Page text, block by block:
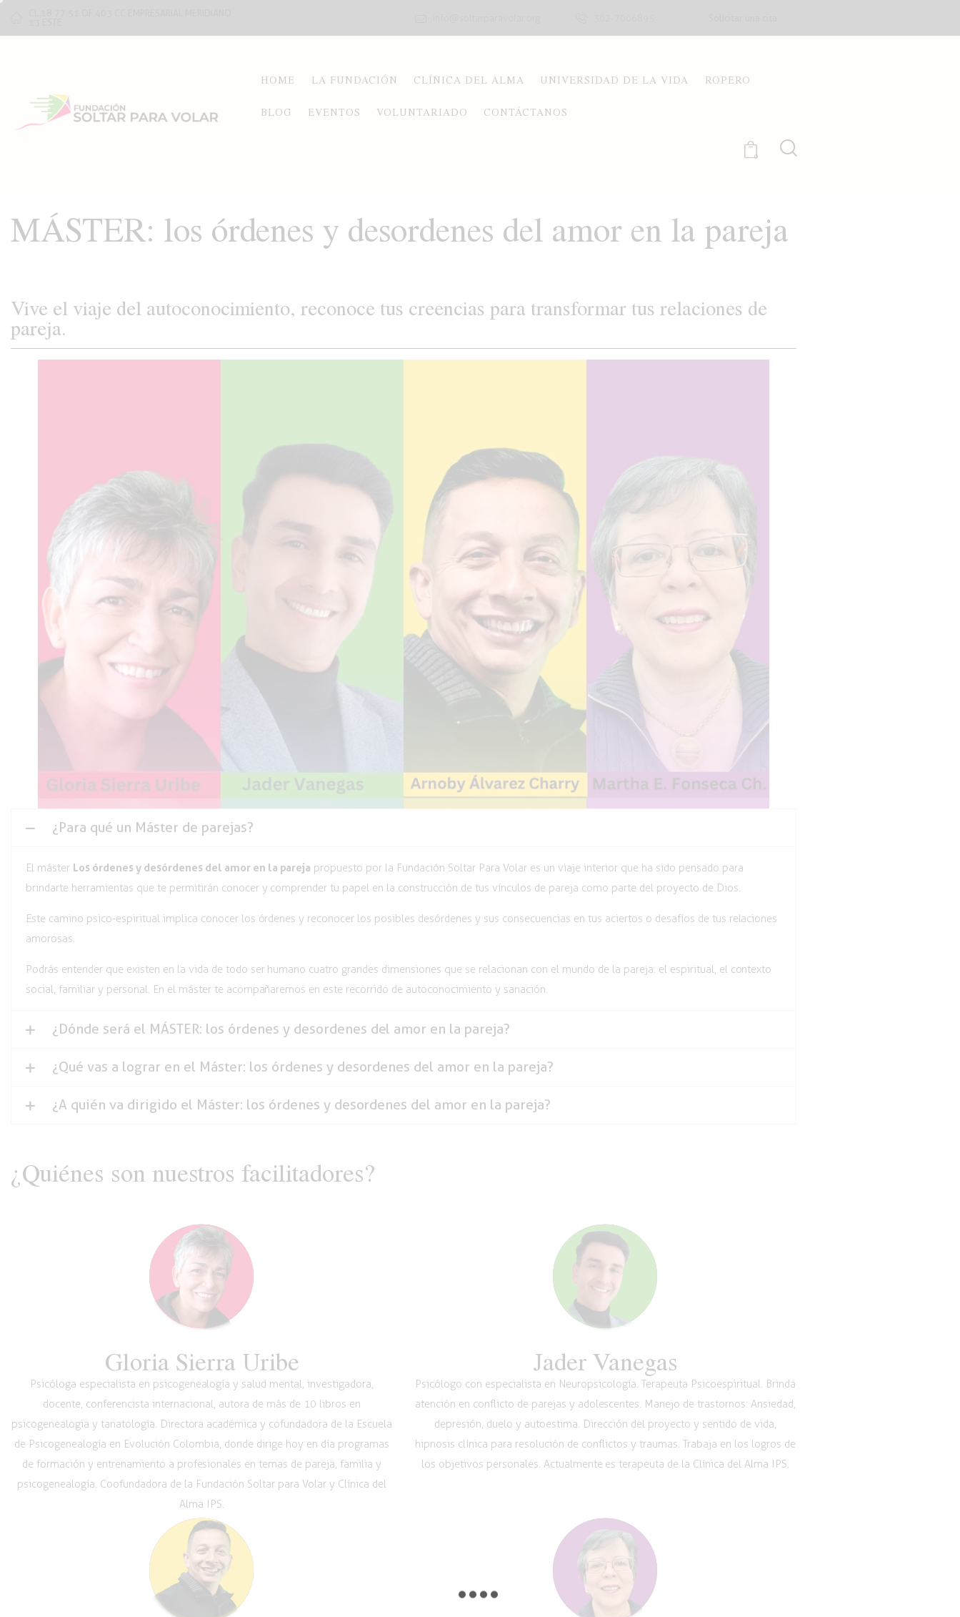
HOME LA FUNDACIÓN CLÍNICA DEL ALMA UNIVERSIDAD DE LA VIDA ROPERO
BLOG EVENTOS VOLUNTARIADO CONTÁCTANOS
0
MÁSTER: los órdenes y desordenes del amor en la pareja
Vive el viaje del autoconocimiento, reconoce tus creencias para transformar tus relaciones de
pareja.
¿Para qué un Máster de parejas?
El máster Los órdenes y desórdenes del amor en la pareja propuesto por la Fundación Soltar Para Volar es un viaje interior que ha sido pensado para
brindarte herramientas que te permitirán conocer y comprender tu papel en la construcción de tus vínculos de pareja como parte del proyecto de Dios.
Este camino psico-espiritual implica conocer los órdenes y reconocer los posibles desórdenes y sus consecuencias en tus aciertos o desafíos de tus relaciones
amorosas.
Podrás entender que existen en la vida de todo ser humano cuatro grandes dimensiones que se relacionan con el mundo de la pareja: el espiritual, el contexto
social, familiar y personal. En el máster te acompañaremos en este recorrido de autoconocimiento y sanación.
¿Dónde será el MÁSTER: los órdenes y desordenes del amor en la pareja?
¿Qué vas a lograr en el Máster: los órdenes y desordenes del amor en la pareja?
¿A quién va dirigido el Máster: los órdenes y desordenes del amor en la pareja?
¿Quiénes son nuestros facilitadores?
Gloria Sierra Uribe
Psicóloga especialista en psicogenealogía y salud mental, investigadora,
docente, conferencista internacional, autora de más de 10 libros en
psicogenealogia y tanatología. Directora académica y cofundadora de la Escuela
de Psicogenealogía en Evolución Colombia, donde dirige hoy en día programas
de formación y entrenamiento a profesionales en temas de pareja, familia y
psicogenealogía. Coofundadora de la Fundación Soltar para Volar y Clínica del
Alma IPS.
Jader Vanegas
Psicólogo con especialista en Neuropsicología. Terapeuta Psicoespiritual. Brinda
atención en conflicto de parejas y adolescentes. Manejo de trastornos: Ansiedad,
depresión, duelo y autoestima. Dirección del proyecto y sentido de vida,
hipnosis clínica para resolución de conflictos y traumas. Trabaja en los logros de
los objetivos personales. Actualmente es terapeuta de la Clínica del Alma IPS.